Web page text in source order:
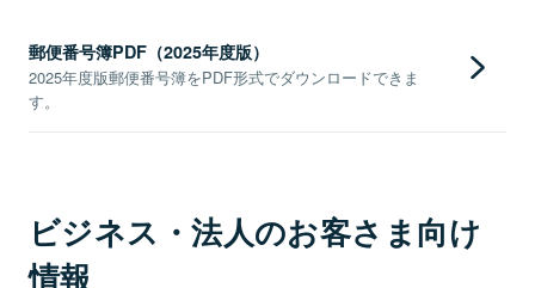
郵便番号簿PDF（2025年度版）
2025年度版郵便番号簿をPDF形式でダウンロードできま
す。
ビジネス・法人のお客さま向け
情報